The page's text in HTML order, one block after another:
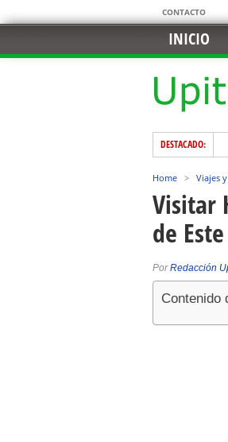
CONTACTO
INICIO
DESTACADO:
Home > Viajes
Visitar
de
PorRedacción
Contenido